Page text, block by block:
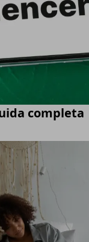
completa